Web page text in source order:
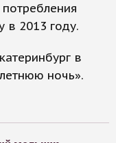
в 2013 году.
в
ночь».